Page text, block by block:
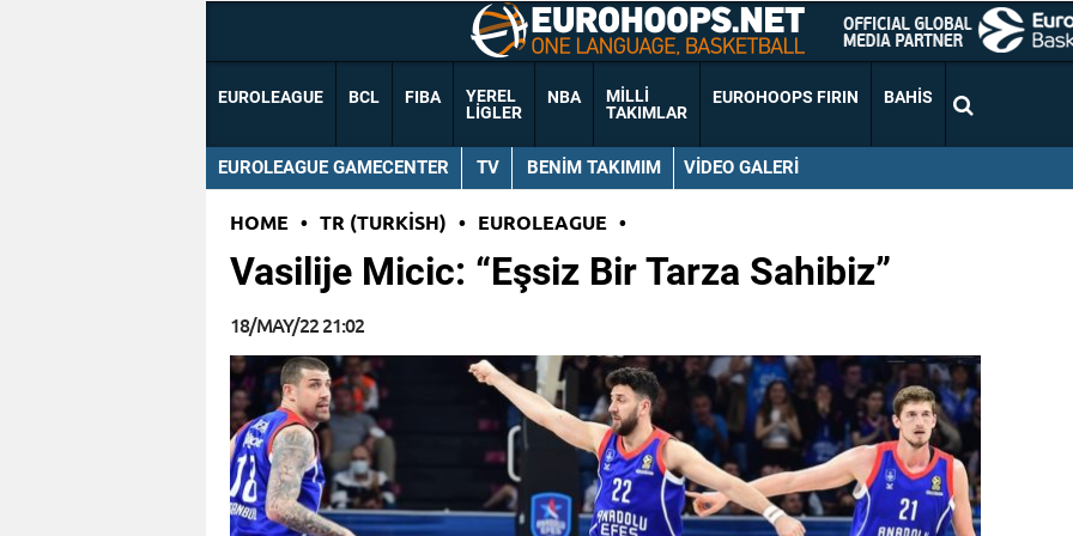
EUROLEAGUE BCL FIBA
YEREL
LIGLER
NBA
MILLI
TAKIMLAR
EUROHOOPS FIRIN BAHIS
EUROLEAGUE GAMECENTER TV BENIM TAKIMIM VIDEO GALERI
HOME • TR (TURKISH) • EUROLEAGUE •
Vasilije Micic: “Eşsiz Bir Tarza Sahibiz”
18/MAY/22 21:02